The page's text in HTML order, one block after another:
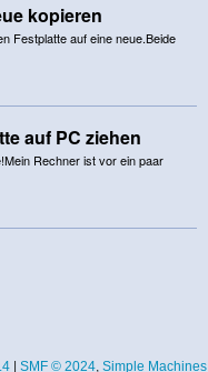
kopieren
Festplatte auf eine neue.Beide
auf PC ziehen
Rechner ist vor ein paar
| SMF © 2024, Simple Machines